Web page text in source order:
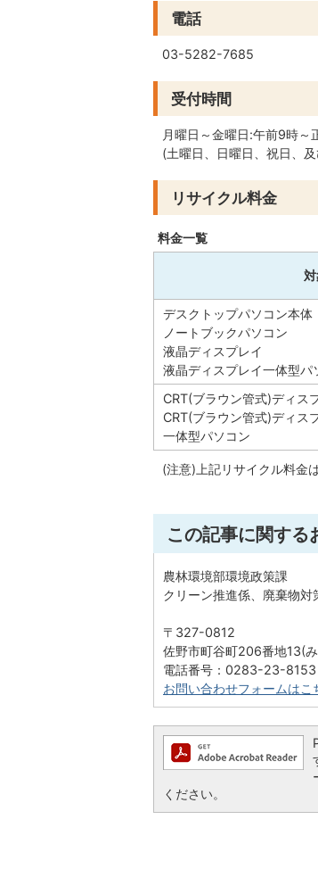
電話
03-5282-7685
受付時間
月曜日～金曜日:午前9時～
(土曜日、日曜日、祝日、
リサイクル料金
料金一覧
デスクトップパソコン本体
ノートブックパソコン
液晶ディスプレイ
液晶ディスプレイ一体型パ
CRT(ブラウン管式)ディス
CRT(ブラウン管式)ディス
一体型パソコン
(注意)上記リサイクル料金
この記事に関する
農林環境部環境政策課
クリーン推進係、廃棄物対
〒327-0812
佐野市町谷町206番地13(
電話番号：0283-23-
お問い合わせフォームはこ
ください。